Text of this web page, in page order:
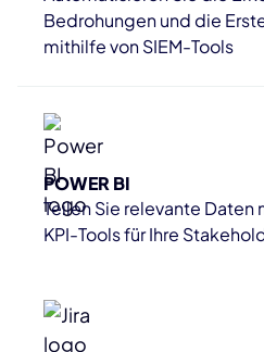
Bedrohungen und die
mithilfe von SIEM-Tools
POWER BI
Teilen Sie relevante
KPI-Tools für Ihre